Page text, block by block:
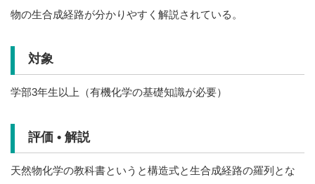
物の生合成経路が分かりやすく解説されている。
対象
学部3年生以上（有機化学の基礎知識が必要）
評価 • 解説
天然物化学の教科書というと構造式と生合成経路の羅列とな